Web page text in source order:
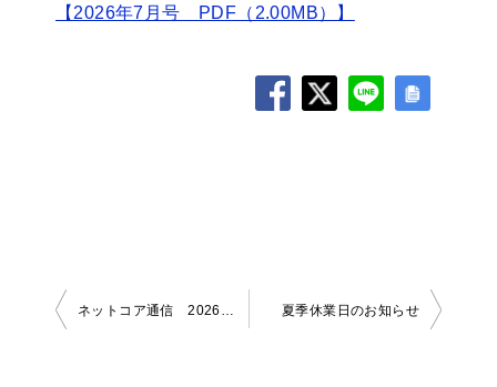
【2026年7月号 PDF（2.00MB）】
投
ネットコア通信 2026年5月号 夏季休業日のお知らせ